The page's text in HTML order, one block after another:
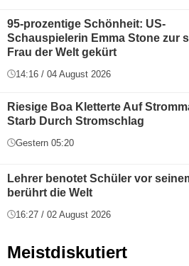
95-prozentige Schönheit: US-
Schauspielerin Emma Stone zur
Frau der Welt gekürt
14:16 / 04 August 2026
Riesige Boa Kletterte Auf
Starb Durch Stromschlag
Gestern 05:20
Lehrer benotet Schüler vor
berührt die Welt
16:27 / 02 August 2026
Meistdiskutiert